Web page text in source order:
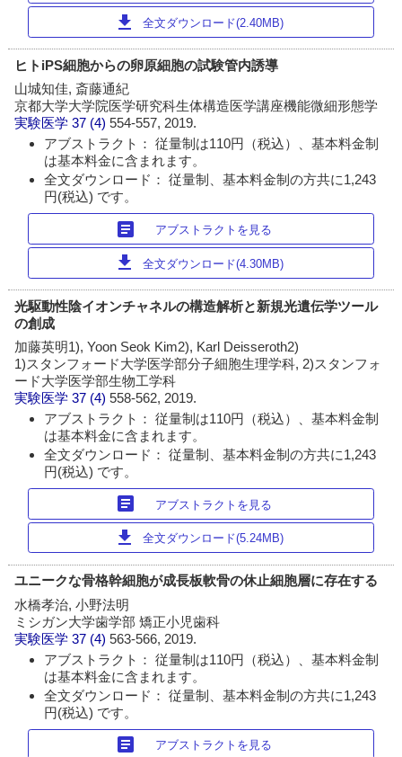
download 全文ダウンロード(2.40MB)
ヒトiPS細胞からの卵原細胞の試験管内誘導
山城知佳, 斎藤通紀
京都大学大学院医学研究科生体構造医学講座機能微細形態学
実験医学 37 (4)554-557, 2019.
アブストラクト： 従量制は110円（税込）、基本料金制
は基本料金に含まれます。
全文ダウンロード： 従量制、基本料金制の方共に1,243
円(税込) です。
article アブストラクトを見る
download 全文ダウンロード(4.30MB)
光駆動性陰イオンチャネルの構造解析と新規光遺伝学ツール
の創成
加藤英明1), Yoon Seok Kim2), Karl Deisseroth2)
1)スタンフォード大学医学部分子細胞生理学科, 2)スタンフォ
ード大学医学部生物工学科
実験医学 37 (4)558-562, 2019.
アブストラクト： 従量制は110円（税込）、基本料金制
は基本料金に含まれます。
全文ダウンロード： 従量制、基本料金制の方共に1,243
円(税込) です。
article アブストラクトを見る
download 全文ダウンロード(5.24MB)
ユニークな骨格幹細胞が成長板軟骨の休止細胞層に存在する
水橋孝治, 小野法明
ミシガン大学歯学部 矯正小児歯科
実験医学 37 (4)563-566, 2019.
アブストラクト： 従量制は110円（税込）、基本料金制
は基本料金に含まれます。
全文ダウンロード： 従量制、基本料金制の方共に1,243
円(税込) です。
article アブストラクトを見る